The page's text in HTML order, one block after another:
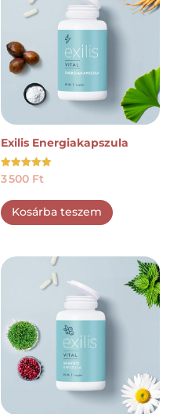
Exilis Energiakapszula
Értékelés:
5.00
3 500 Ft
Kosárba teszem